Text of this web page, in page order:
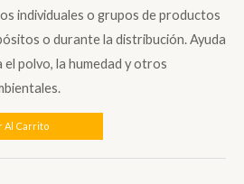
individuales o grupos de productos
o durante la distribución. Ayuda
polvo, la humedad y otros
Al Carrito